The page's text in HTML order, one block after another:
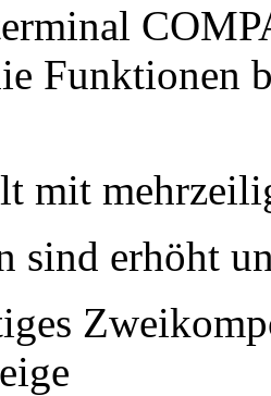
Funktionen
mit
sind erhöht